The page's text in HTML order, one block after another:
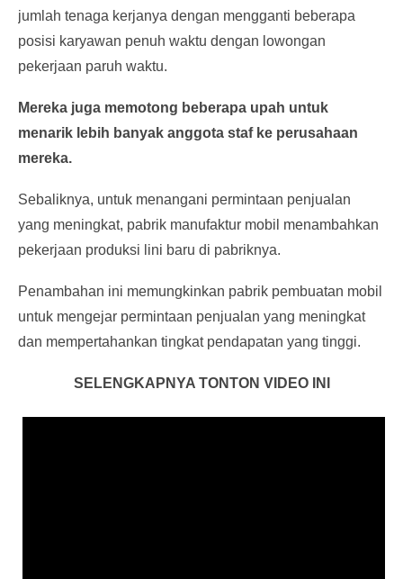
jumlah tenaga kerjanya dengan mengganti beberapa
posisi karyawan penuh waktu dengan lowongan
pekerjaan paruh waktu.
Mereka juga memotong beberapa upah untuk
menarik lebih banyak anggota staf ke perusahaan
mereka.
Sebaliknya, untuk menangani permintaan penjualan
yang meningkat, pabrik manufaktur mobil menambahkan
pekerjaan produksi lini baru di pabriknya.
Penambahan ini memungkinkan pabrik pembuatan mobil
untuk mengejar permintaan penjualan yang meningkat
dan mempertahankan tingkat pendapatan yang tinggi.
SELENGKAPNYA TONTON VIDEO INI